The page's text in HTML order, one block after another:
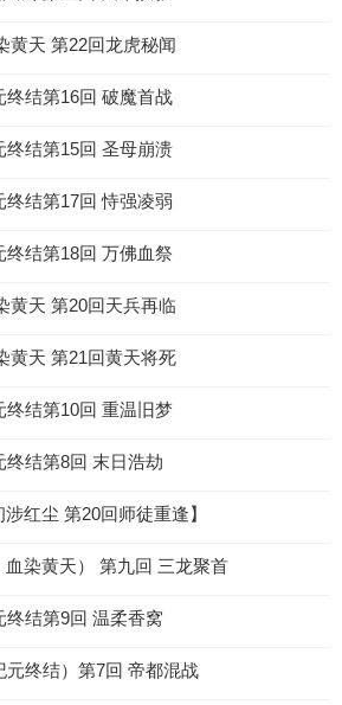
黄天 第22回龙虎秘闻
终结第16回 破魔首战
终结第15回 圣母崩溃
终结第17回 恃强凌弱
终结第18回 万佛血祭
黄天 第20回天兵再临
黄天 第21回黄天将死
终结第10回 重温旧梦
终结第8回 末日浩劫
红尘 第20回师徒重逢】
血染黄天） 第九回 三龙聚首
终结第9回 温柔香窝
元终结）第7回 帝都混战